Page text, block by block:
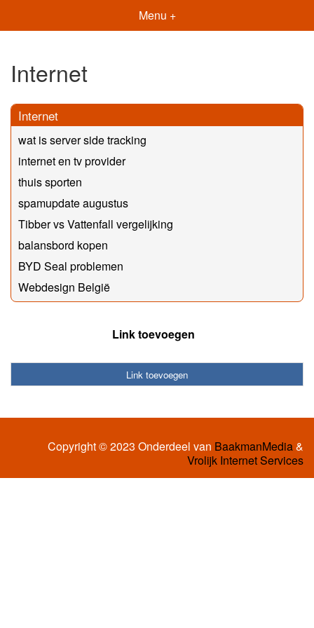
Menu +
Internet
Internet
wat is server side tracking
internet en tv provider
thuis sporten
spamupdate augustus
Tibber vs Vattenfall vergelijking
balansbord kopen
BYD Seal problemen
Webdesign België
Link toevoegen
Link toevoegen
Copyright © 2023 Onderdeel van BaakmanMedia&
Vrolijk Internet Services